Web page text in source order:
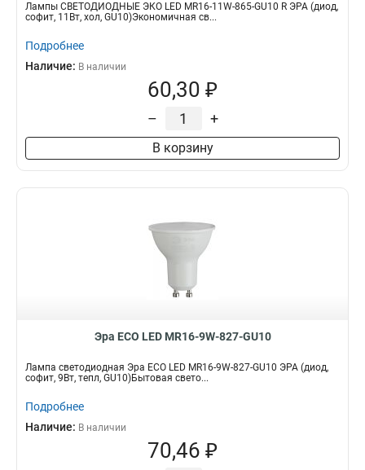
Лампы СВЕТОДИОДНЫЕ ЭКО LED MR16-11W-865-GU10 R ЭРА (диод,
софит, 11Вт, хол, GU10)Экономичная св...
Подробнее
Наличие: В наличии
60,30 ₽
– +
В корзину
Эра ECO LED MR16-9W-827-GU10
Лампа светодиодная Эра ECO LED MR16-9W-827-GU10 ЭРА (диод,
софит, 9Вт, тепл, GU10)Бытовая свето...
Подробнее
Наличие: В наличии
70,46 ₽